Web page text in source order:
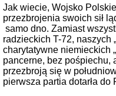
Jak wiecie, Wojsko
przezbrojenia swoich sił
samo dno. Zamiast
radzieckich T-72, naszych
charytatywne niemieckich
pancerne, bez pośpiechu,
przezbroją się w
pierwsza partia dotarła do